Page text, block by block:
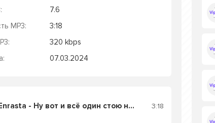
7.6
MP3:
3:18
320 kbps
07.03.2024
Слушать Рустам Нахушев, Enrasta - Ну вот и всё один стою на берегу 3:18